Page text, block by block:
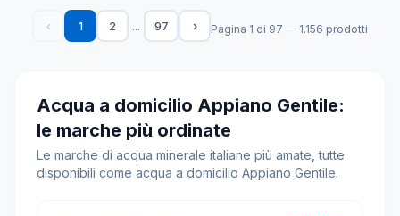
‹ 1 2 ... 97 › Pagina 1 di 97 — 1.156 prodotti
Acqua a domicilio Appiano Gentile:
le marche più ordinate
Le marche di acqua minerale italiane più amate, tutte
disponibili come acqua a domicilio Appiano Gentile.